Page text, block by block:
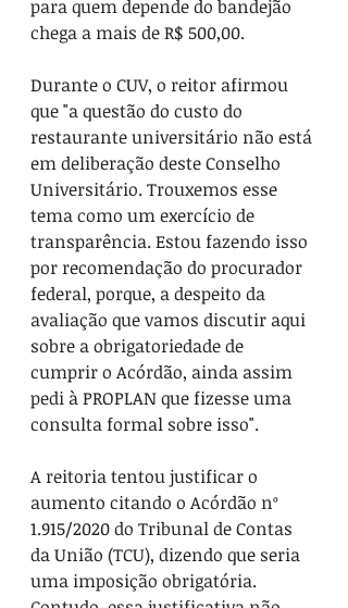
para quem depende do bandejão
chega a mais de R$ 500,00.
Durante o CUV, o reitor afirmou
que "a questão do custo do
restaurante universitário não está
em deliberação deste Conselho
Universitário. Trouxemos esse
tema como um exercício de
transparência. Estou fazendo isso
por recomendação do procurador
federal, porque, a despeito da
avaliação que vamos discutir aqui
sobre a obrigatoriedade de
cumprir o Acórdão, ainda assim
pedi à PROPLAN que fizesse uma
consulta formal sobre isso".
A reitoria tentou justificar o
aumento citando o Acórdão nº
1.915/2020 do Tribunal de Contas
da União (TCU), dizendo que seria
uma imposição obrigatória.